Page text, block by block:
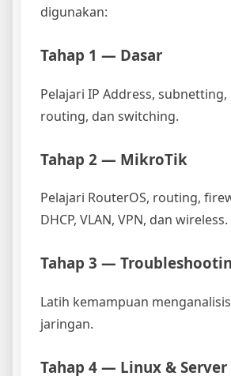
digunakan:
Tahap 1 — Dasar
Pelajari IP Address, subnetting,
routing, dan switching.
Tahap 2 — MikroTik
Pelajari RouterOS, routing,
DHCP, VLAN, VPN, dan wireless.
Tahap 3 —
Latih kemampuan
jaringan.
Tahap 4 — Linux & Server